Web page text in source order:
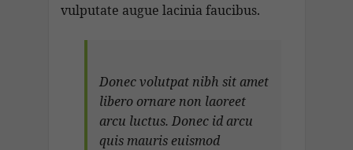
vulputate augue lacinia faucibus.
Donec volutpat nibh sit amet
libero ornare non laoreet
arcu luctus. Donec id arcu
quis mauris euismod